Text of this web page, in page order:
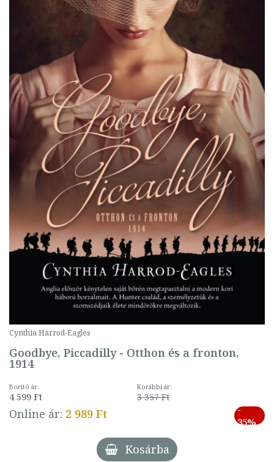
Cynthia Harrod-Eagles
Goodbye, Piccadilly - Otthon és a fronton,
1914
Borító ár:
4 599 Ft
Korábbi ár:
3 357 Ft
Online ár: 2 989 Ft
-
35%
Kosárba